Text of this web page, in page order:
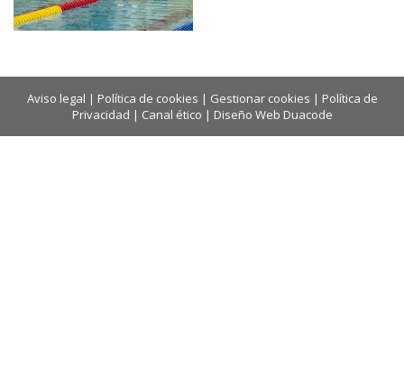
Aviso legal | Política de cookies | Gestionar cookies | Política de
Privacidad | Canal ético | Diseño Web Duacode